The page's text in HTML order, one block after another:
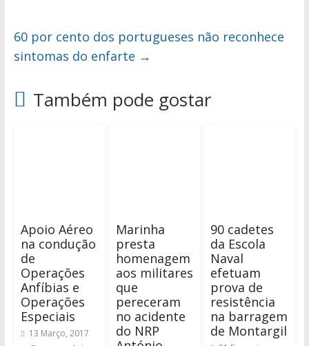
60 por cento dos portugueses não reconhece
sintomas do enfarte →
Também pode gostar
Apoio Aéreo
na condução
de
Operações
Anfíbias e
Operações
Especiais
13 Março, 2017
Marinha
presta
homenagem
aos militares
que
pereceram
no acidente
do NRP
90 cadetes
da Escola
Naval
efetuam
prova de
resistência
na barragem
de Montargil